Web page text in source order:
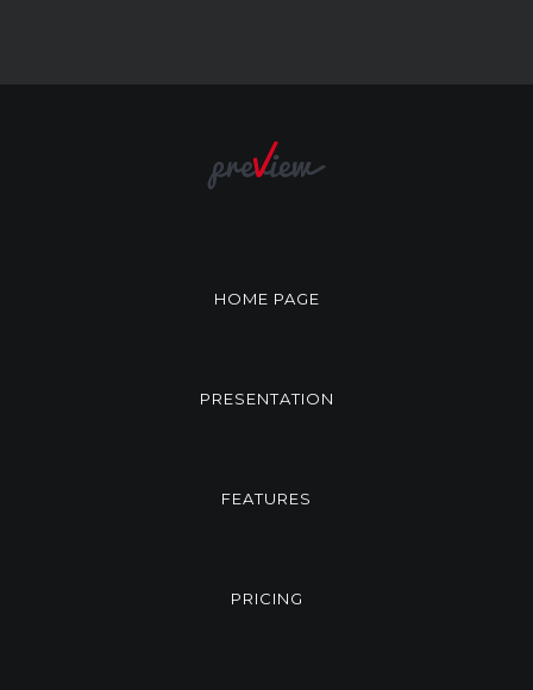
HOME PAGE
PRESENTATION
FEATURES
PRICING